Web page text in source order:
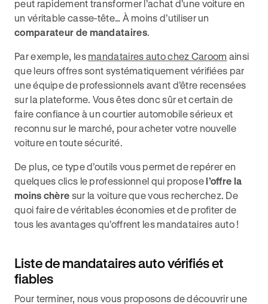
peut rapidement transformer l’achat d’une voiture en
un véritable casse-tête… À moins d’utiliser un
comparateur de mandataires.
Par exemple, les mandataires auto chez Caroom ainsi
que leurs offres sont systématiquement vérifiées par
une équipe de professionnels avant d’être recensées
sur la plateforme. Vous êtes donc sûr et certain de
faire confiance à un courtier automobile sérieux et
reconnu sur le marché, pour acheter votre nouvelle
voiture en toute sécurité.
De plus, ce type d’outils vous permet de repérer en
quelques clics le professionnel qui proposel’offre la
moins chère sur la voiture que vous recherchez. De
quoi faire de véritables économies et de profiter de
tous les avantages qu’offrent les mandataires auto !
Liste de mandataires auto vérifiés et
fiables
Pour terminer, nous vous proposons de découvrir une